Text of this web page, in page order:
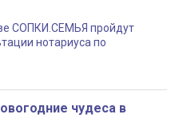
СОПКИ.СЕМЬЯ пройдут
нотариуса по
чудеса в